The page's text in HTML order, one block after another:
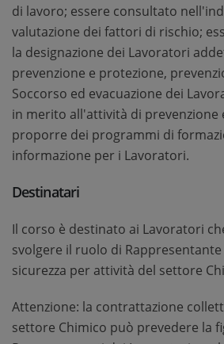
di lavoro; essere consultato
valutazione dei fattori di rischio;
la designazione dei Lavoratori
prevenzione e protezione,
Soccorso ed evacuazione dei
in merito all'attività di prevenzione
proporre dei programmi di
informazione per i Lavoratori.
Destinatari
Il corso è destinato ai Lavoratori
svolgere il ruolo di
sicurezza per attività del settore
Attenzione: la contrattazione
settore Chimico può prevedere la